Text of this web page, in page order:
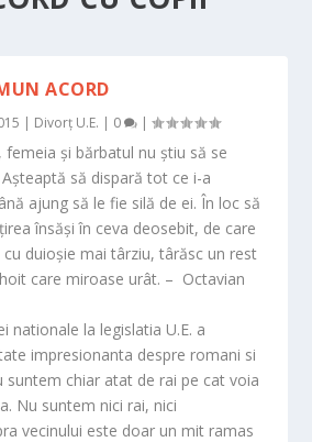
ACORD
| Divorț U.E. | 0 |
femeia şi bărbatul nu ştiu să se
să dispară tot ce i-a
ajung să le fie silă de ei. În loc să
însăşi în ceva deosebit, de care
duioşie mai târziu, târăsc un rest
care miroase urât. – Octavian
nationale la legislatia U.E. a
impresionanta despre romani si
suntem chiar atat de rai pe cat voia
Nu suntem nici rai, nici
vecinului este doar un mit ramas